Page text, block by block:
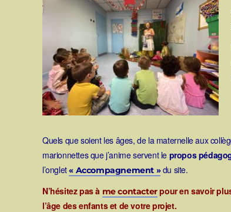
Quels que soient les âges, de la maternelle aux
marionnettes que j’anime servent le propos
l’onglet« Accompagnement »du site.
N’hésitez pas à me contacterpour en savoir
l’âge des enfants et de votre projet.